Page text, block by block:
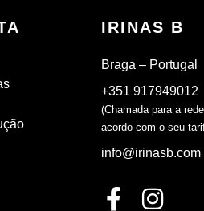
IRINAS B
Braga – Portugal
+351 917949012
(Chamada para a
acordo com o seu
info@irinasb.com